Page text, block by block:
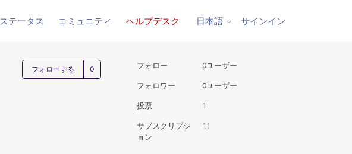
ステータス コミュニティ ヘルプデスク 日本語 サインイン
フォローする 0人がフォロー中
フォロー 0ユーザー
フォロワー 0ユーザー
投票 1
サブスクリプシ
ョン
11